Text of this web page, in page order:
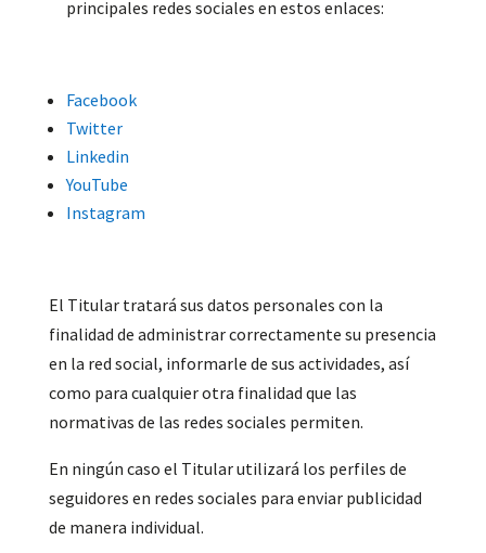
principales redes sociales en estos enlaces:
Facebook
Twitter
Linkedin
YouTube
Instagram
El Titular tratará sus datos personales con la
finalidad de administrar correctamente su presencia
en la red social, informarle de sus actividades, así
como para cualquier otra finalidad que las
normativas de las redes sociales permiten.
En ningún caso el Titular utilizará los perfiles de
seguidores en redes sociales para enviar publicidad
de manera individual.